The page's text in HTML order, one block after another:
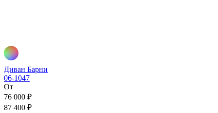
Диван Барни
06-1047
От
76 000 ₽
87 400 ₽